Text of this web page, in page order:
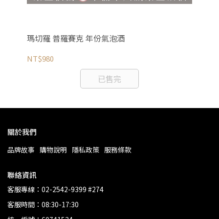
瑪切羅 普羅賽克 年份氣泡酒
NT$980
已售完
關於我們
品牌故事 購物說明 隱私政策 服務條款
聯絡資訊
客服專線：02-2542-9399 #274
客服時間：08:30-17:30